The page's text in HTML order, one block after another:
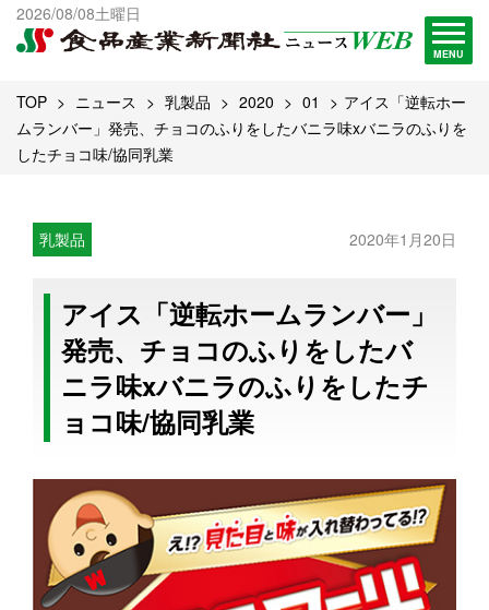
2026/08/08土曜日
MENU
出版物一覧へ
試読・購読申し込み
TOP ニュース 乳製品 2020 01
アイス「逆転ホー
ムランバー」発売、チョコのふりをしたバニラ味xバニラのふりを
したチョコ味/協同乳業
乳製品 2020年1月20日
アイス「逆転ホームランバー」
発売、チョコのふりをしたバ
ニラ味xバニラのふりをしたチ
ョコ味/協同乳業